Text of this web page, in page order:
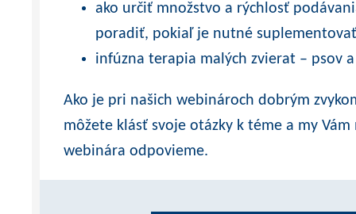
ako určiť množstvo a rýchlosť
poradiť, pokiaľ je nutné
infúzna terapia malých zvierat – psov
Ako je pri našich webinároch dobrým
môžete klásť svoje otázky k téme a my Vám
webinára odpovieme.